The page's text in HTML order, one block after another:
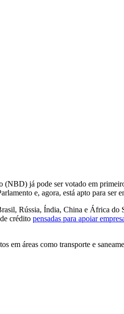
já pode ser votado em
e, agora, está apto para ser
Rússia, Índia, China e África do
crédito pensadas para apoiar
em áreas como transporte e